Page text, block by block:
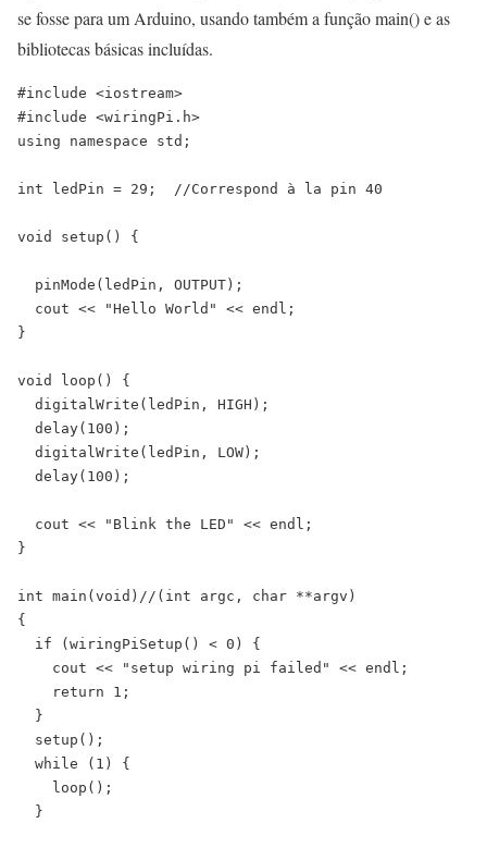
se fosse para um Arduino, usando também a função main() e as
bibliotecas básicas incluídas.
#include <iostream>
#include <wiringPi.h>
using namespace std;
int ledPin = 29;  //Correspond à la pin 40
void setup() {
}
void loop() {
}
int main(void)//(int argc, char **argv)
{